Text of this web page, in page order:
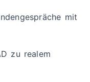
mit
zu realem